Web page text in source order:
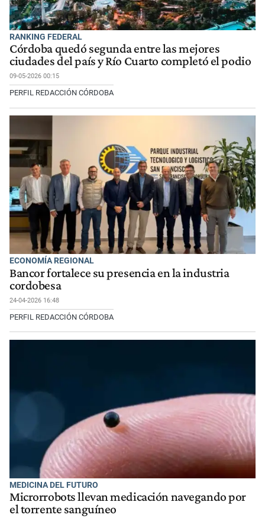
RANKING FEDERAL
Córdoba quedó segunda entre las mejores
ciudades del país y Río Cuarto completó el podio
09-05-2026 00:15
PERFIL REDACCIÓN CÓRDOBA
ECONOMÍA REGIONAL
Bancor fortalece su presencia en la industria
cordobesa
24-04-2026 16:48
PERFIL REDACCIÓN CÓRDOBA
MEDICINA DEL FUTURO
Microrrobots llevan medicación navegando por
el torrente sanguíneo